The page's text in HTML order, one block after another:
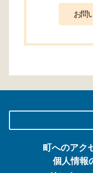
町へのアク
個人情報